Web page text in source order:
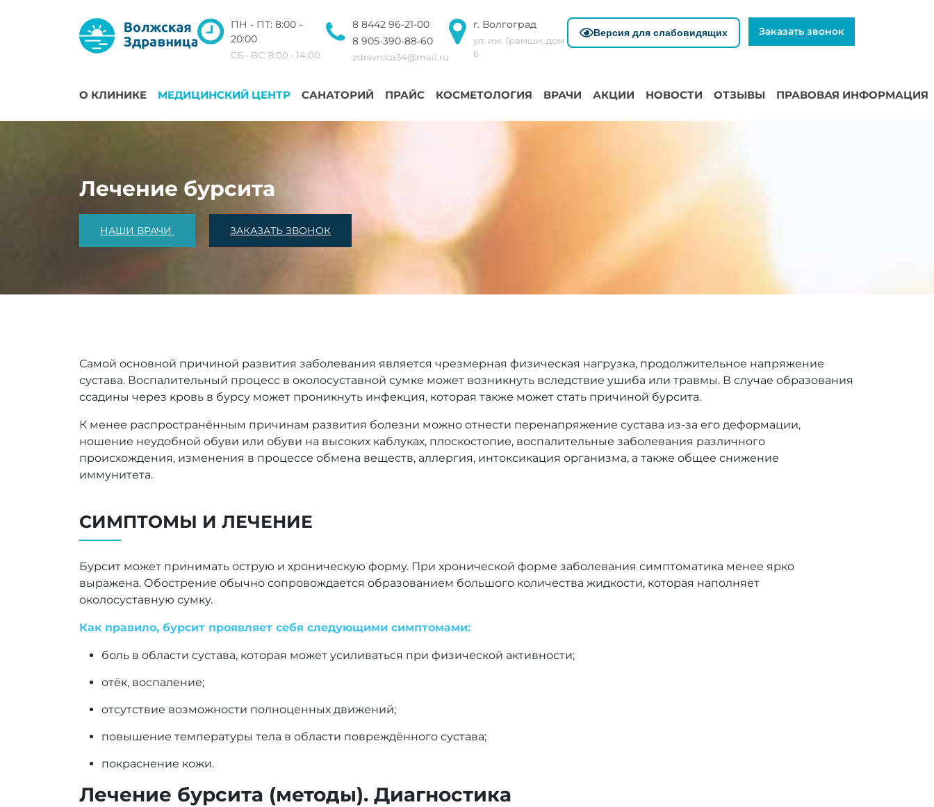
ПН - ПТ: 8:00 -
20:00
СБ - ВС: 8:00 - 14:00
8 8442 96-21-00
8 905-390-88-60
zdravnica34@mail.ru
г. Волгоград
ул. им. Грамши, дом
6
Версия для слабовидящих Заказать звонок
О КЛИНИКЕ МЕДИЦИНСКИЙ ЦЕНТР САНАТОРИЙ ПРАЙС КОСМЕТОЛОГИЯ ВРАЧИ АКЦИИ НОВОСТИ ОТЗЫВЫ ПРАВОВАЯ ИНФОРМАЦИЯ
Лечение бурсита
НАШИ ВРАЧИ ЗАКАЗАТЬ ЗВОНОК
Самой основной причиной развития заболевания является чрезмерная физическая нагрузка, продолжительное напряжение
сустава. Воспалительный процесс в околосуставной сумке может возникнуть вследствие ушиба или травмы. В случае образования
ссадины через кровь в бурсу может проникнуть инфекция, которая также может стать причиной бурсита.
К менее распространённым причинам развития болезни можно отнести перенапряжение сустава из-за его деформации,
ношение неудобной обуви или обуви на высоких каблуках, плоскостопие, воспалительные заболевания различного
происхождения, изменения в процессе обмена веществ, аллергия, интоксикация организма, а также общее снижение
иммунитета.
СИМПТОМЫ И ЛЕЧЕНИЕ
Бурсит может принимать острую и хроническую форму. При хронической форме заболевания симптоматика менее ярко
выражена. Обострение обычно сопровождается образованием большого количества жидкости, которая наполняет
околосуставную сумку.
Как правило, бурсит проявляет себя следующими симптомами:
боль в области сустава, которая может усиливаться при физической активности;
отёк, воспаление;
отсутствие возможности полноценных движений;
повышение температуры тела в области повреждённого сустава;
покраснение кожи.
Лечение бурсита (методы). Диагностика